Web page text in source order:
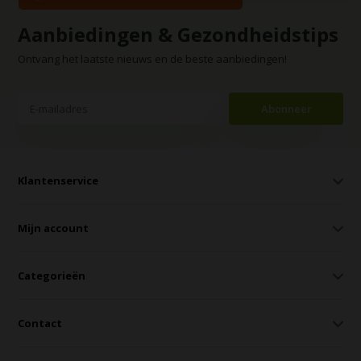
Aanbiedingen & Gezondheidstips
Ontvang het laatste nieuws en de beste aanbiedingen!
Abonneer
Klantenservice
Mijn account
Categorieën
Contact